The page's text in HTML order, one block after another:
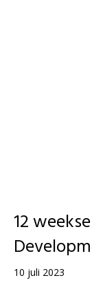
12
10 juli 2023